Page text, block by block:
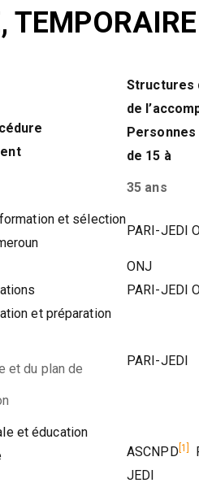
Structures
de
Personnes
de 15 à
35 ans
et sélection
PARI-JEDI
ONJ
PARI-JEDI
et préparation
et du plan de
PARI-JEDI
et éducation
ASCNPD[1]
JEDI